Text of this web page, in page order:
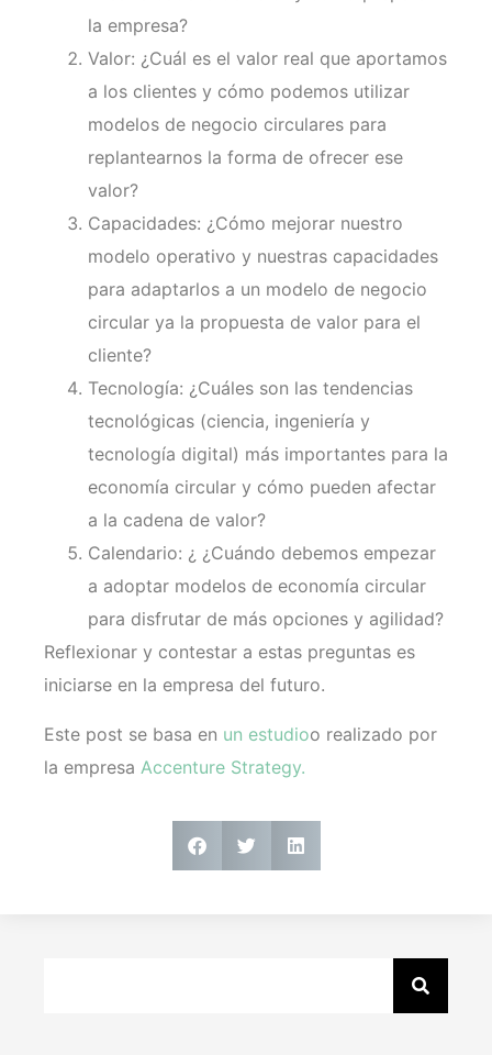
la empresa?
Valor: ¿Cuál es el valor real que aportamos
a los clientes y cómo podemos utilizar
modelos de negocio circulares para
replantearnos la forma de ofrecer ese
valor?
Capacidades: ¿Cómo mejorar nuestro
modelo operativo y nuestras capacidades
para adaptarlos a un modelo de negocio
circular ya la propuesta de valor para el
cliente?
Tecnología: ¿Cuáles son las tendencias
tecnológicas (ciencia, ingeniería y
tecnología digital) más importantes para la
economía circular y cómo pueden afectar
a la cadena de valor?
Calendario: ¿ ¿Cuándo debemos empezar
a adoptar modelos de economía circular
para disfrutar de más opciones y agilidad?
Reflexionar y contestar a estas preguntas es
iniciarse en la empresa del futuro.
Este post se basa en un estudioo realizado por
la empresa Accenture Strategy.